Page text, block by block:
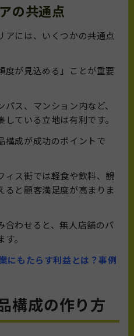
の共通点
アには、いくつかの共通点
度が見込める」ことが重要
ス、マンション内など、
ている立地は有利です。
構成が成功のポイントで
ィス街では軽食や飲料、観
ると顧客満足度が高まりま
合わせると、無人店舗のパ
。
にもたらす利益とは？事例
構成の作り方